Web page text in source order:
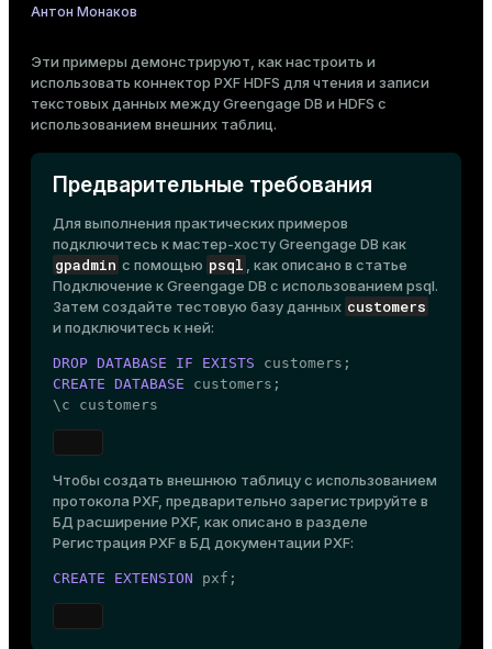
Антон Монаков
Эти примеры демонстрируют, как настроить и
использовать коннектор PXF HDFS для чтения и записи
текстовых данных между Greengage DB и HDFS с
использованием внешних таблиц.
Предварительные требования
Для выполнения практических примеров
подключитесь к мастер-хосту Greengage DB как
gpadmin с помощью psql
, как описано в статье
Подключение к Greengage DB с использованием psql.
Затем создайте тестовую базу данных customers
и подключитесь к ней:
DROP DATABASE IF EXISTS
CREATE DATABASE customers;
\c customers
Чтобы создать внешнюю таблицу с использованием
протокола PXF, предварительно зарегистрируйте в
БД расширение PXF, как описано в разделе
Регистрация PXF в БД документации PXF:
CREATE EXTENSION pxf;